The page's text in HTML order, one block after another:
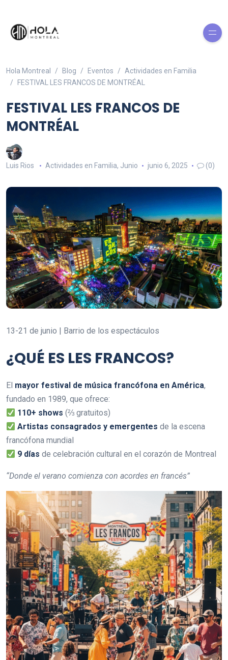
Hola Montreal Blog Eventos
Actividades en Familia
FESTIVAL LES FRANCOS DE MONTRÉAL
FESTIVAL LES FRANCOS DE
MONTRÉAL
Luis Rios Actividades en Familia, Junio junio 6, 2025 (0)
13-21 de junio | Barrio de los espectáculos
¿QUÉ ES LES FRANCOS?
El mayor festival de música francófona en América,
fundado en 1989, que ofrece:
110+ shows (⅔ gratuitos)
Artistas consagrados y emergentes de la escena
francófona mundial
9 días de celebración cultural en el corazón de Montreal
“Donde el verano comienza con acordes en francés”